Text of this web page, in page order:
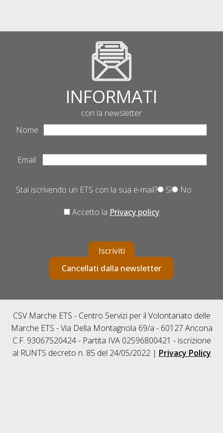
INFORMATI
con la newsletter
Nome
Email
Stai iscrivendo un ETS con la sua e-mail? Sì No
Accetto la Privacy policy
Iscriviti
Cancellati dalla newsletter
CSV Marche ETS - Centro Servizi per il Volontariato delle
Marche ETS - Via Della Montagnola 69/a - 60127 Ancona
C.F. 93067520424 - Partita IVA 02596800421 - iscrizione
al RUNTS decreto n. 85 del 24/05/2022 | Privacy Policy